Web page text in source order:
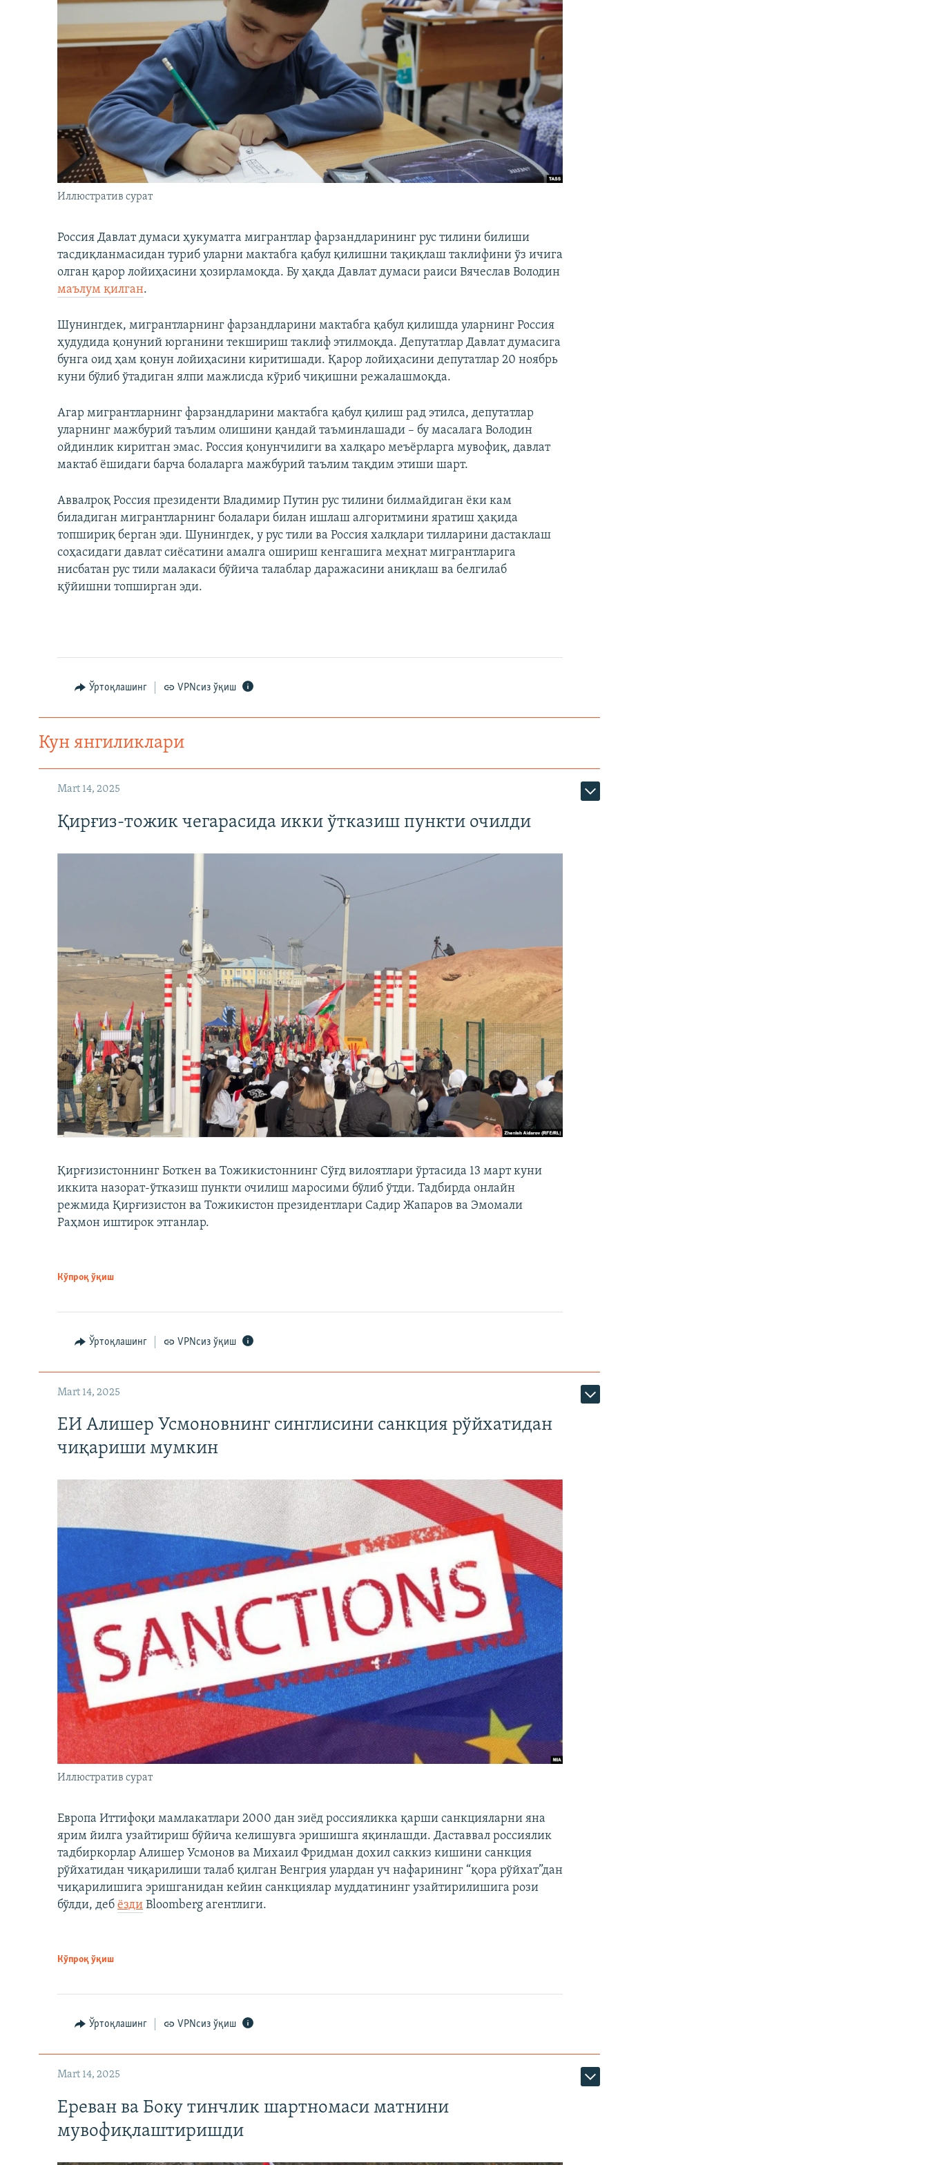
Иллюстратив сурат
Россия Давлат думаси ҳукуматга мигрантлар фарзандларининг рус тилини билиши
тасдиқланмасидан туриб уларни мактабга қабул қилишни тақиқлаш таклифини ўз ичига
олган қарор лойиҳасини ҳозирламоқда. Бу ҳақда Давлат думаси раиси Вячеслав Володин
маълум қилган.
Шунингдек, мигрантларнинг фарзандларини мактабга қабул қилишда уларнинг Россия
ҳудудида қонуний юрганини текшириш таклиф этилмоқда. Депутатлар Давлат думасига
бунга оид ҳам қонун лойиҳасини киритишади. Қарор лойиҳасини депутатлар 20 ноябрь
куни бўлиб ўтадиган ялпи мажлисда кўриб чиқишни режалашмоқда.
Агар мигрантларнинг фарзандларини мактабга қабул қилиш рад этилса, депутатлар
уларнинг мажбурий таълим олишини қандай таъминлашади – бу масалага Володин
ойдинлик киритган эмас. Россия қонунчилиги ва халқаро меъёрларга мувофиқ, давлат
мактаб ёшидаги барча болаларга мажбурий таълим тақдим этиши шарт.
Аввалроқ Россия президенти Владимир Путин рус тилини билмайдиган ёки кам
биладиган мигрантларнинг болалари билан ишлаш алгоритмини яратиш ҳақида
топшириқ берган эди. Шунингдек, у рус тили ва Россия халқлари тилларини дастаклаш
соҳасидаги давлат сиёсатини амалга ошириш кенгашига меҳнат мигрантларига
нисбатан рус тили малакаси бўйича талаблар даражасини аниқлаш ва белгилаб
қўйишни топширган эди.
Ўртоқлашинг VPNсиз ўқиш
Кун янгиликлари
Mart 14, 2025
Қирғиз-тожик чегарасида икки ўтказиш пункти очилди
Қирғизистоннинг Боткен ва Тожикистоннинг Сўғд вилоятлари ўртасида 13 март куни
иккита назорат-ўтказиш пункти очилиш маросими бўлиб ўтди. Тадбирда онлайн
режмида Қирғизистон ва Тожикистон президентлари Садир Жапаров ва Эмомали
Раҳмон иштирок этганлар.
Кўпроқ ўқиш
Ўртоқлашинг VPNсиз ўқиш
Mart 14, 2025
ЕИ Алишер Усмоновнинг синглисини санкция рўйхатидан
чиқариши мумкин
Иллюстратив сурат
Европа Иттифоқи мамлакатлари 2000 дан зиёд россияликка қарши санкцияларни яна
ярим йилга узайтириш бўйича келишувга эришишга яқинлашди. Даставвал россиялик
тадбиркорлар Алишер Усмонов ва Михаил Фридман дохил саккиз кишини санкция
рўйхатидан чиқарилиши талаб қилган Венгрия улардан уч нафарининг “қора рўйхат”дан
чиқарилишига эришганидан кейин санкциялар муддатининг узайтирилишига рози
бўлди, деб ёзди Bloomberg агентлиги.
Кўпроқ ўқиш
Ўртоқлашинг VPNсиз ўқиш
Mart 14, 2025
Ереван ва Боку тинчлик шартномаси матнини
мувофиқлаштиришди